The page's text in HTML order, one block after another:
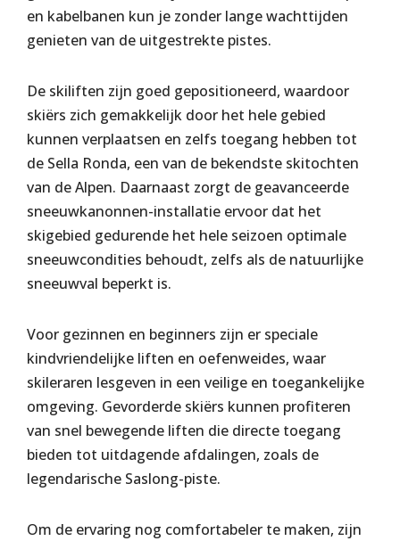
en kabelbanen kun je zonder lange wachttijden
genieten van de uitgestrekte pistes.
De skiliften zijn goed gepositioneerd, waardoor
skiërs zich gemakkelijk door het hele gebied
kunnen verplaatsen en zelfs toegang hebben tot
de Sella Ronda, een van de bekendste skitochten
van de Alpen. Daarnaast zorgt de geavanceerde
sneeuwkanonnen-installatie ervoor dat het
skigebied gedurende het hele seizoen optimale
sneeuwcondities behoudt, zelfs als de natuurlijke
sneeuwval beperkt is.
Voor gezinnen en beginners zijn er speciale
kindvriendelijke liften en oefenweides, waar
skileraren lesgeven in een veilige en toegankelijke
omgeving. Gevorderde skiërs kunnen profiteren
van snel bewegende liften die directe toegang
bieden tot uitdagende afdalingen, zoals de
legendarische Saslong-piste.
Om de ervaring nog comfortabeler te maken, zijn